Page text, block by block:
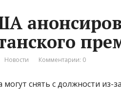
Новости Комментарии: 0
снять с должности из-